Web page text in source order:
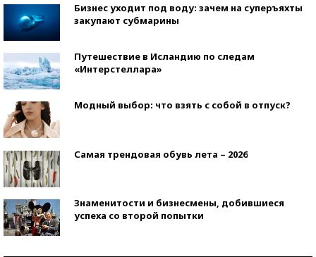
Бизнес уходит под воду: зачем на суперъяхты
закупают субмарины
Путешествие в Исландию по следам
«Интерстеллара»
Модный выбор: что взять с собой в отпуск?
Самая трендовая обувь лета – 2026
Знаменитости и бизнесмены, добившиеся
успеха со второй попытки